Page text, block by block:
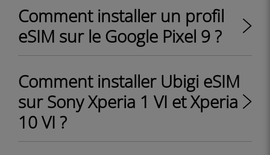
Comment installer un profil
eSIM sur le Google Pixel 9 ?
Comment installer Ubigi eSIM
sur Sony Xperia 1 VI et Xperia
10 VI ?